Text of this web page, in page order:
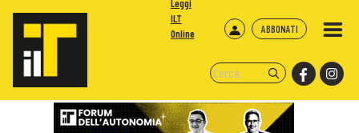
ABBONATI
Leggi
ILT
Online